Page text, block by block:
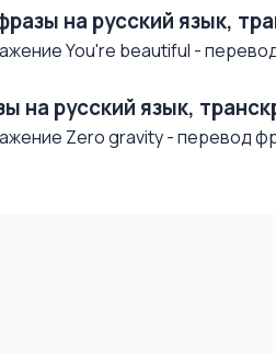
на русский язык,
You're beautiful -
на русский язык,
Zero gravity - перевод